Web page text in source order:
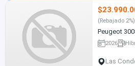
(Rebajado 2%)
Peugeot
2026
Las